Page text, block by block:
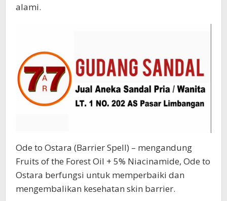
alami.
Ode to Ostara (Barrier Spell) – mengandung
Fruits of the Forest Oil + 5% Niacinamide, Ode to
Ostara berfungsi untuk memperbaiki dan
mengembalikan kesehatan skin barrier.